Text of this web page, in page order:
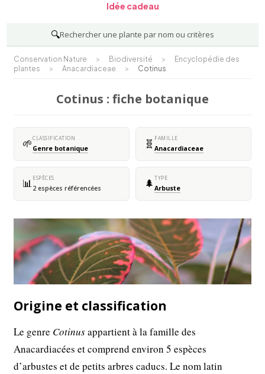
Idée cadeau
🔍Rechercher une plante par nom ou critères
Conservation Nature > Biodiversité >
Encyclopédie des
plantes
> Anacardiaceae > Cotinus
Cotinus : fiche botanique
🌱CLASSIFICATION
Genre botanique 🧬 FAMILLE
Anacardiaceae
📊ESPÈCES
2 espèces référencées 🌲 TYPE
Arbuste
Origine et classification
Le genre Cotinusappartient à la famille des
Anacardiacées et comprend environ 5 espèces
d’arbustes et de petits arbres caducs. Le nom latin